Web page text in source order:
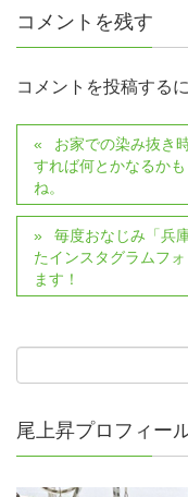
コメントを残す
コメントを投稿する
お家での染み抜き
すれば何とかなるか
ね。
毎度おなじみ「兵
たインスタグラムフ
ます！
尾上昇プロフィー